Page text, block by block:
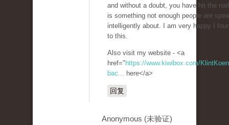
and without a doubt, you have hit the
is something not enough people are
intelligently about. I am very happy I
to this.
Also visit my website - <a
href=" https://www.kiwibox.com/
bac... here</a>
回复
Anonymous (未验证)